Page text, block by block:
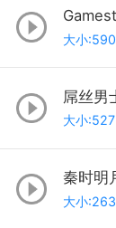
大小
屌丝男
大小
秦时明
大小